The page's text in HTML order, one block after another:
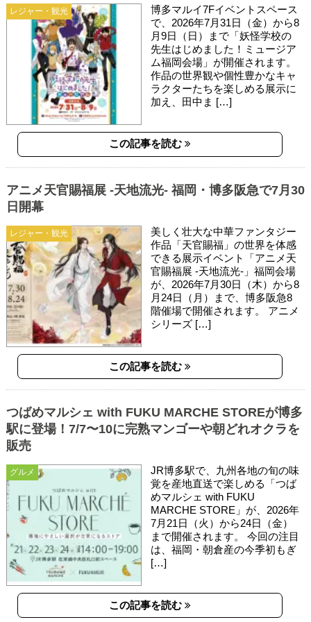
レジャー・観光
博多マルイ7Fイベントスペース
で、2026年7月31日（金）から8
月9日（日）まで「妖怪学校の
先生はじめました！ミュージア
ム福岡会場」が開催されます。
作品の世界観や個性豊かなキャ
ラクターたちを楽しめる展示に
加え、田中ま […]
この記事を読む
レジャー・観光
アニメ天官賜福展 -天地流光- 福岡・博多阪急で7月30
日開幕
美しく壮大な中華ファンタジー
作品「天官賜福」の世界を体感
できる展示イベント「アニメ天
官賜福展 -天地流光-」福岡会場
が、2026年7月30日（木）から8
月24日（月）まで、博多阪急8
階催場で開催されます。 アニメ
シリーズ […]
この記事を読む
グルメ
つばめマルシェ with FUKU MARCHE STOREが博多
駅に登場！7/7〜10に完熟マンゴーや朝どれオクラを
販売
JR博多駅で、九州各地の旬の味
覚を産地直送で楽しめる「つば
めマルシェ with FUKU
MARCHE STORE」が、2026年
7月21日（火）から24日（金）
まで開催されます。 今回の注目
は、福岡・朝倉産の今季初もぎ
[…]
この記事を読む